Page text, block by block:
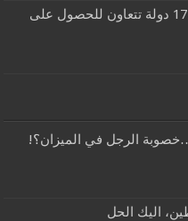
«الصحة العالمية»: 172 دولة تتعاون للحصول على
…خصوبة الرجل في الميزان؟!
اليك الحل